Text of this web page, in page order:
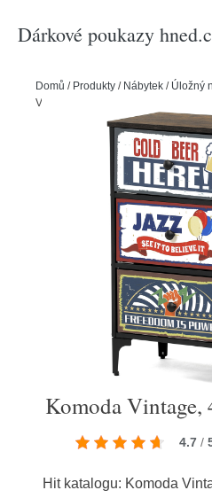
Dárkové poukazy
Domů / Produkty / Nábytek / Úložný
Vintage, 45 x 30 x 77 cm
Komoda Vintage,
4.7 /
Hit katalogu: Komoda